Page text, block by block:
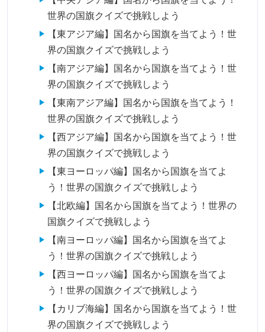
世界の国旗クイズで挑戦しよう
【東アジア編】国名から国旗を当てよう！世
界の国旗クイズで挑戦しよう
【南アジア編】国名から国旗を当てよう！世
界の国旗クイズで挑戦しよう
【東南アジア編】国名から国旗を当てよう！
世界の国旗クイズで挑戦しよう
【西アジア編】国名から国旗を当てよう！世
界の国旗クイズで挑戦しよう
【東ヨーロッパ編】国名から国旗を当てよ
う！世界の国旗クイズで挑戦しよう
【北欧編】国名から国旗を当てよう！世界の
国旗クイズで挑戦しよう
【南ヨーロッパ編】国名から国旗を当てよ
う！世界の国旗クイズで挑戦しよう
【西ヨーロッパ編】国名から国旗を当てよ
う！世界の国旗クイズで挑戦しよう
【カリブ海編】国名から国旗を当てよう！世
界の国旗クイズで挑戦しよう